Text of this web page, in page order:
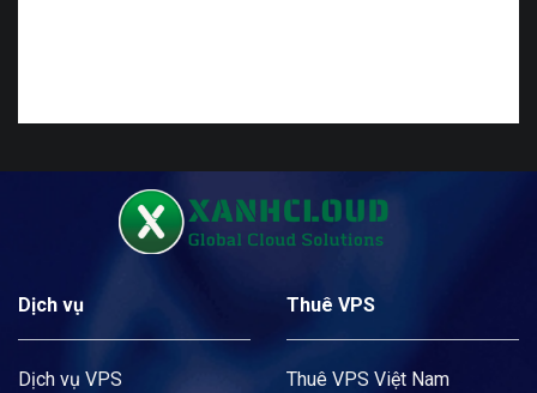
Dịch vụ
Dịch vụ VPS
Thuê VPS
Thuê VPS Việt Nam